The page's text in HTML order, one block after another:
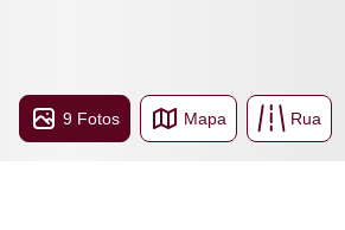
9 Fotos Mapa Rua